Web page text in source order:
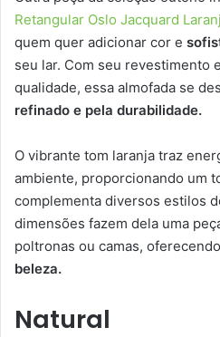
Retangular Oslo Jacquard
quem quer adicionar cor e
seu lar. Com seu revestimento
qualidade, essa almofada se
refinado e pela durabilidade.
O vibrante tom laranja traz
ambiente, proporcionando um
complementa diversos estilos
dimensões fazem dela uma
poltronas ou camas,
beleza.
Natural